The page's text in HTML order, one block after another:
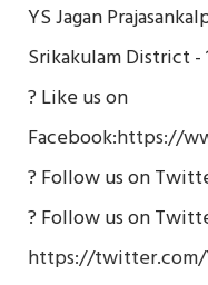
YS Jagan
Srikakulam District -
? Like us on
Facebook:https://
? Follow us on
? Follow us on
https://twitter.com/